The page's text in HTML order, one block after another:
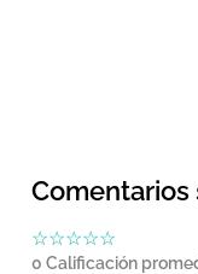
☆☆☆☆☆
0 Calificación